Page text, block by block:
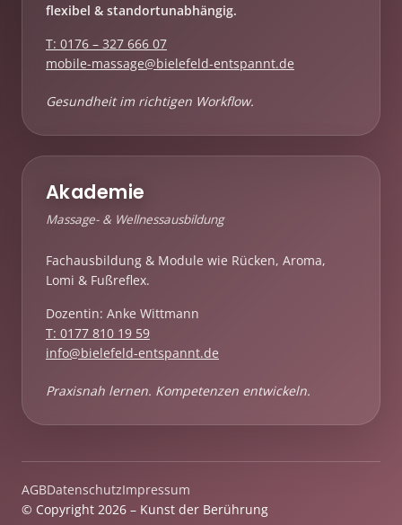
flexibel & standortunabhängig.
T: 0176 – 327 666 07
mobile-massage@bielefeld-entspannt.de
Gesundheit im richtigen Workflow.
Akademie
Massage- & Wellnessausbildung
Fachausbildung & Module wie Rücken, Aroma,
Lomi & Fußreflex.
Dozentin: Anke Wittmann
T: 0177 810 19 59
info@bielefeld-entspannt.de
Praxisnah lernen. Kompetenzen entwickeln.
© Copyright 2026 – Kunst der Berührung
AGBDatenschutzImpressum